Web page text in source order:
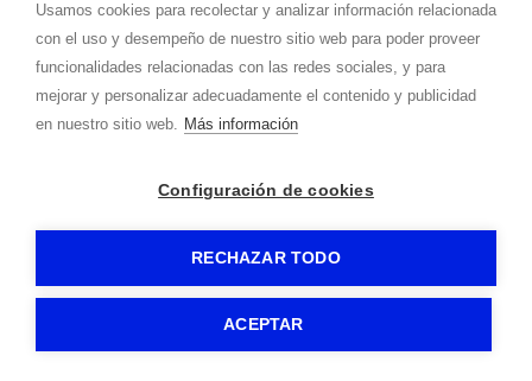
Usamos cookies para recolectar y analizar información relacionada
con el uso y desempeño de nuestro sitio web para poder proveer
funcionalidades relacionadas con las redes sociales, y para
mejorar y personalizar adecuadamente el contenido y publicidad
en nuestro sitio web. Más información
Configuración de cookies
RECHAZAR TODO
ACEPTAR